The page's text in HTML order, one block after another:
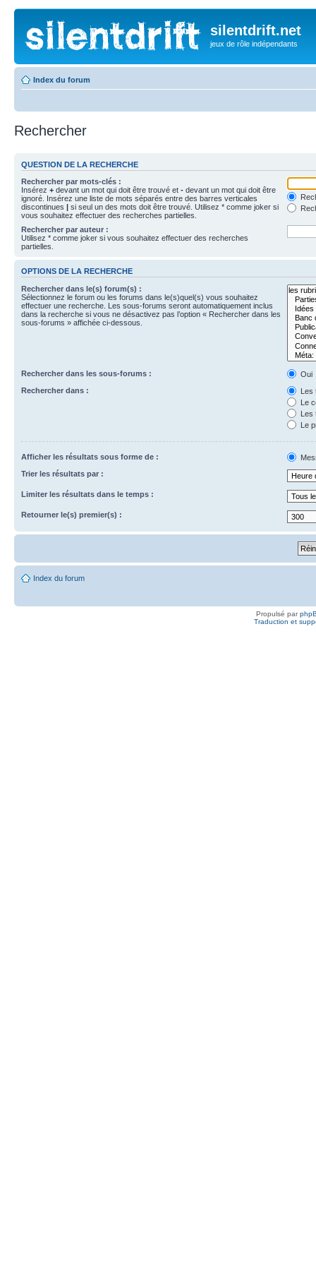
silentdrift.net
jeux de rôle indépendants
Index du forum
Rechercher
QUESTION DE LA RECHERCHE
Rechercher par mots-clés :
Insérez + devant un mot qui doit être trouvé et - devant un mot qui doit être
ignoré. Insérez une liste de mots séparés entre des barres verticales
discontinues | si seul un des mots doit être trouvé. Utilisez * comme joker si
vous souhaitez effectuer des recherches partielles.
Rechercher par auteur :
Utilisez * comme joker si vous souhaitez effectuer des recherches
partielles.
OPTIONS DE LA RECHERCHE
Rechercher dans le(s) forum(s) :
Sélectionnez le forum ou les forums dans le(s)quel(s) vous souhaitez
effectuer une recherche. Les sous-forums seront automatiquement inclus
dans la recherche si vous ne désactivez pas l’option « Rechercher dans les
sous-forums » affichée ci-dessous.
Rechercher dans les sous-forums :
Oui
Rechercher dans :
Les
Le
Les
Le
Afficher les résultats sous forme de :
Trier les résultats par :
Limiter les résultats dans le temps :
Retourner le(s) premier(s) :
Index du forum
Propulsé par
Traduction et